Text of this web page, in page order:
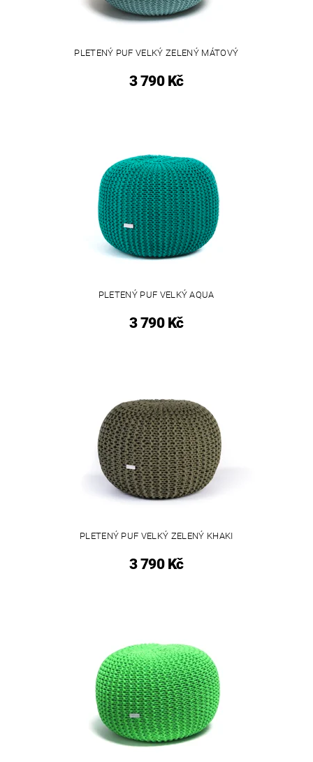
PLETENÝ PUF VELKÝ ZELENÝ MÁTOVÝ
3 790 Kč
PLETENÝ PUF VELKÝ AQUA
3 790 Kč
PLETENÝ PUF VELKÝ ZELENÝ KHAKI
3 790 Kč